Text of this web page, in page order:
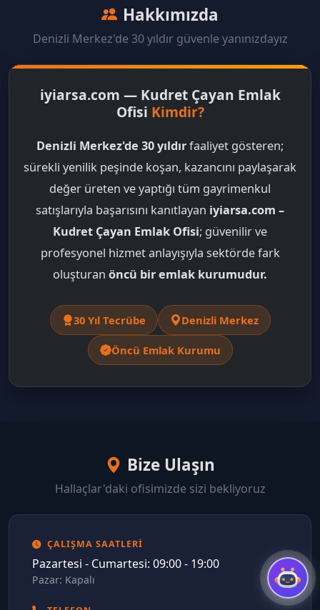
Hakkımızda
Denizli Merkez'de 30 yıldır güvenle yanınızdayız
iyiarsa.com — Kudret Çayan Emlak
Ofisi Kimdir?
Denizli Merkez'de 30 yıldırfaaliyet gösteren;
sürekli yenilik peşinde koşan, kazancını paylaşarak
değer üreten ve yaptığı tüm gayrimenkul
satışlarıyla başarısını kanıtlayan iyiarsa.com –
Kudret Çayan Emlak Ofisi; güvenilir ve
profesyonel hizmet anlayışıyla sektörde fark
oluşturan öncü bir emlak kurumudur.
30 Yıl Tecrübe Denizli Merkez
Öncü Emlak Kurumu
Bize Ulaşın
Hallaçlar'daki ofisimizde sizi bekliyoruz
ÇALIŞMA SAATLERI
Pazartesi - Cumartesi: 09:00 - 19:00
Pazar: Kapalı